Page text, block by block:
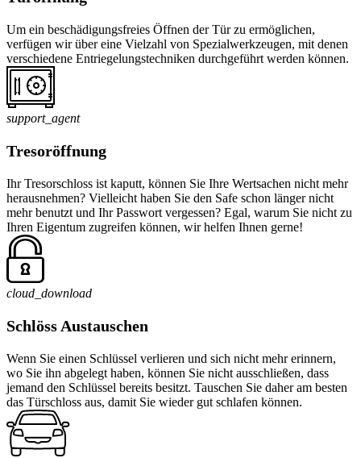
Um ein beschädigungsfreies Öffnen der Tür zu ermöglichen,
verfügen wir über eine Vielzahl von Spezialwerkzeugen, mit denen
verschiedene Entriegelungstechniken durchgeführt werden können.
support_agent
Tresoröffnung
Ihr Tresorschloss ist kaputt, können Sie Ihre Wertsachen nicht mehr
herausnehmen? Vielleicht haben Sie den Safe schon länger nicht
mehr benutzt und Ihr Passwort vergessen? Egal, warum Sie nicht zu
Ihren Eigentum zugreifen können, wir helfen Ihnen gerne!
cloud_download
Schlöss Austauschen
Wenn Sie einen Schlüssel verlieren und sich nicht mehr erinnern,
wo Sie ihn abgelegt haben, können Sie nicht ausschließen, dass
jemand den Schlüssel bereits besitzt. Tauschen Sie daher am besten
das Türschloss aus, damit Sie wieder gut schlafen können.